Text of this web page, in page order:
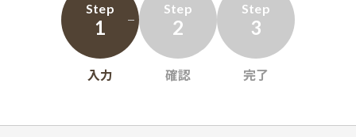
Step
1
入力
Step
2
確認
Step
3
完了